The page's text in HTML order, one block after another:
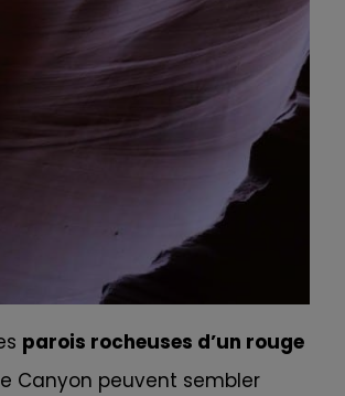
parois rocheuses d’un rouge
Canyon peuvent sembler